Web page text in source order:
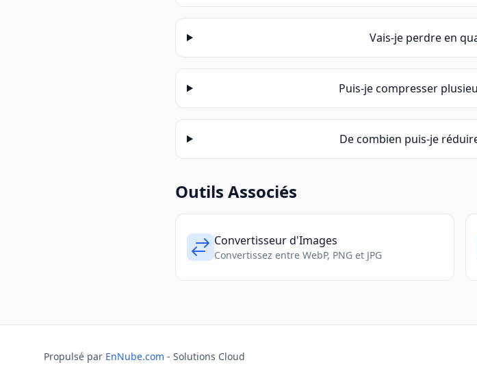
Vais-je perdre en
Puis-je compresser
De combien puis-je
Outils Associés
Convertisseur d'Images
Convertissez entre WebP, PNG et JPG
Propulsé par EnNube.com - Solutions Cloud